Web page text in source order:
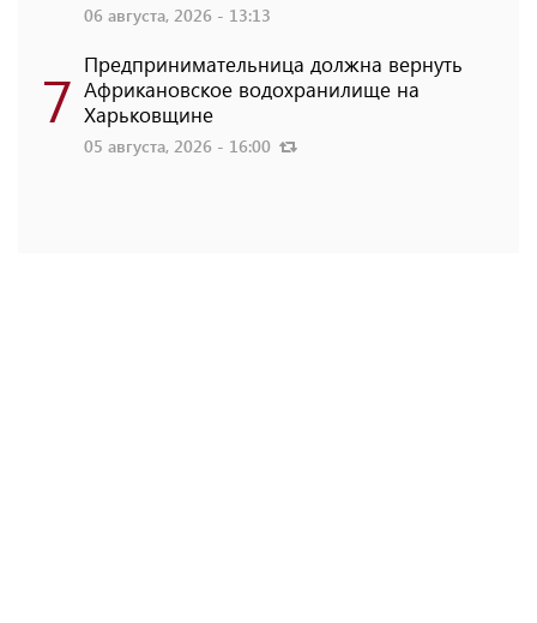
06 августа, 2026 - 13:13
7 Предпринимательница должна вернуть
Африкановское водохранилище на
Харьковщине
05 августа, 2026 - 16:00